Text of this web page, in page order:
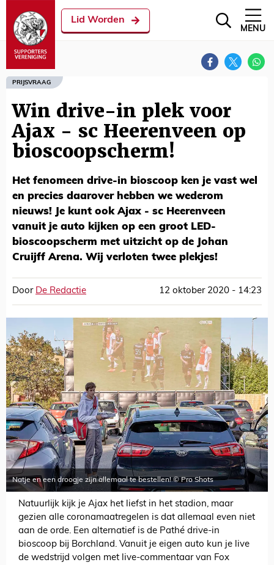
Lid Worden
MENU
PRIJSVRAAG
Win drive-in plek voor
Ajax - sc Heerenveen op
bioscoopscherm!
Het fenomeen drive-in bioscoop ken je vast wel
en precies daarover hebben we wederom
nieuws! Je kunt ook Ajax - sc Heerenveen
vanuit je auto kijken op een groot LED-
bioscoopscherm met uitzicht op de Johan
Cruijff Arena. Wij verloten twee plekjes!
Door De Redactie 12 oktober 2020 - 14:23
Natje en een droogje zijn allemaal te bestellen! © Pro Shots
Natuurlijk kijk je Ajax het liefst in het stadion, maar
gezien alle coronamaatregelen is dat allemaal even niet
aan de orde. Een alternatief is de Pathé drive-in
bioscoop bij Borchland. Vanuit je eigen auto kun je live
de wedstrijd volgen met live-commentaar van Fox